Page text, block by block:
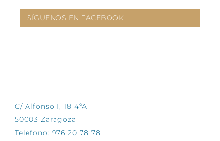
SÍGUENOS EN FACEBOOK
C/ Alfonso I, 18 4ºA
50003 Zaragoza
Teléfono: 976 20 78 78